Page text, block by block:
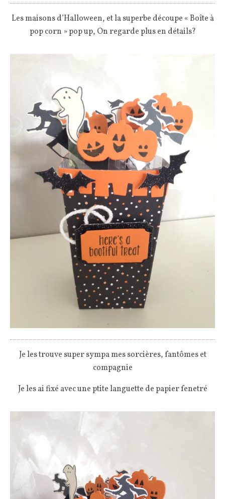
Les maisons d’Halloween, et la superbe découpe « Boîte à
pop corn » pop up, On regarde plus en détails?
Je les trouve super sympa mes sorcières, fantômes et
compagnie
Je les ai fixé avec une ptite languette de papier fenetré